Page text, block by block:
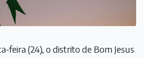
feira (24), o distrito de Bom Jesus